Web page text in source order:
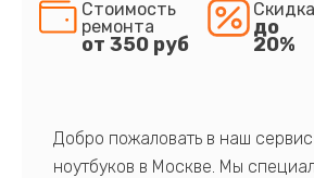
Стоимость
ремонта
от 350 руб
Скидка
до
20%
Добро пожаловать в наш
ноутбуков в Москве. Мы